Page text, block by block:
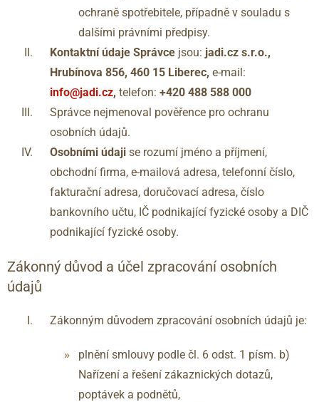
ochraně spotřebitele, případně v souladu s
dalšími právními předpisy.
Kontaktní údaje Správce jsou: jadi.cz s.r.o.,
Hrubínova 856, 460 15 Liberec, e-mail:
info@jadi.cz, telefon: +420 488 588 000
Správce nejmenoval pověřence pro ochranu
osobních údajů.
Osobními údaji se rozumí jméno a příjmení,
obchodní firma, e-mailová adresa, telefonní číslo,
fakturační adresa, doručovací adresa, číslo
bankovního učtu, IČ podnikající fyzické osoby a DIČ
podnikající fyzické osoby.
Zákonný důvod a účel zpracování osobních
údajů
Zákonným důvodem zpracování osobních údajů je:
plnění smlouvy podle čl. 6 odst. 1 písm. b)
Nařízení a řešení zákaznických dotazů,
poptávek a podnětů,